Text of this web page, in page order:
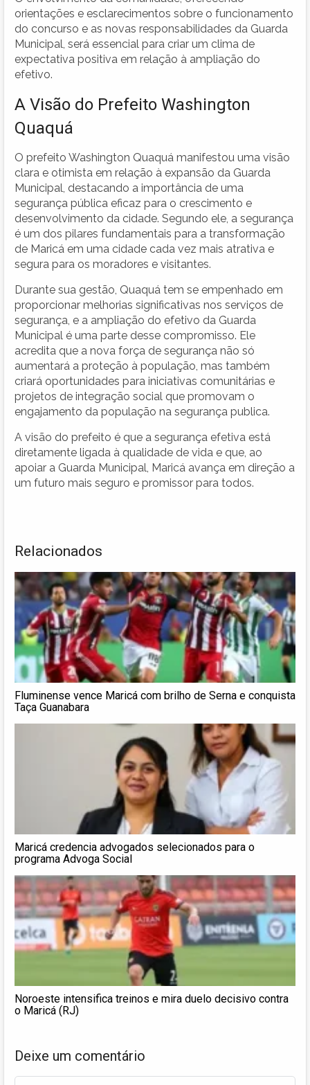
orientações e esclarecimentos sobre o funcionamento
do concurso e as novas responsabilidades da Guarda
Municipal, será essencial para criar um clima de
expectativa positiva em relação à ampliação do
efetivo.
A Visão do Prefeito Washington
Quaquá
O prefeito Washington Quaquá manifestou uma visão
clara e otimista em relação à expansão da Guarda
Municipal, destacando a importância de uma
segurança pública eficaz para o crescimento e
desenvolvimento da cidade. Segundo ele, a segurança
é um dos pilares fundamentais para a transformação
de Maricá em uma cidade cada vez mais atrativa e
segura para os moradores e visitantes.
Durante sua gestão, Quaquá tem se empenhado em
proporcionar melhorias significativas nos serviços de
segurança, e a ampliação do efetivo da Guarda
Municipal é uma parte desse compromisso. Ele
acredita que a nova força de segurança não só
aumentará a proteção à população, mas também
criará oportunidades para iniciativas comunitárias e
projetos de integração social que promovam o
engajamento da população na segurança publica.
A visão do prefeito é que a segurança efetiva está
diretamente ligada à qualidade de vida e que, ao
apoiar a Guarda Municipal, Maricá avança em direção a
um futuro mais seguro e promissor para todos.
Relacionados
Fluminense vence Maricá com brilho de Serna e conquista
Taça Guanabara
Maricá credencia advogados selecionados para o
programa Advoga Social
Noroeste intensifica treinos e mira duelo decisivo contra
o Maricá (RJ)
Deixe um comentário